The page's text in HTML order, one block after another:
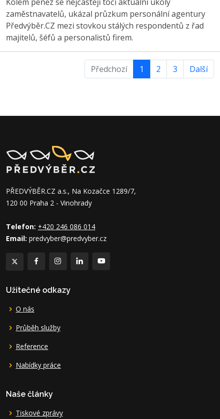
zaměstnavatelů, ukázal průzkum personální agentury
Předvýběr.CZ mezi stovkou stálých respondentů z řad
majitelů, šéfů a personalistů firem.
Předchozí 1 2 3 Další
PŘEDVÝBĚR.CZ a.s., Na Kozačce 1289/7,
120 00 Praha 2 - Vinohrady
Telefon: +420 246 086 014
Email: predvyber@predvyber.cz
Užitečné odkazy
O nás
Průběh služby
Reference
Nabídky práce
Naše články
Tiskové zprávy